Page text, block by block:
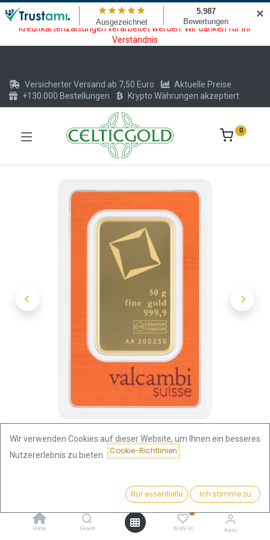
Wartungsarbeiten am Kreditkarten und Krypto Bezahlmodul. In der
Zeit vom 20.07. - 09.08.2026 können keine Krypto oder
Kreditkartenzahlungen verarbeitet werden. Wir danken für Ihr
Verständnis
6.269,00€ Kaufen
Home Search
0
Wishlist Konto
Versicherter Versand ab 7,50 Euro
Aktuelle Preise
+130.000 Bestellungen
Krypto Währungen akzeptiert
0
50 Gramm Goldbarren | Valcambi
50 Gramm Goldbarren |
Wir verwenden Cookies auf dieser Website, um Ihnen ein besseres
Nutzererlebnis zu bieten.
Cookie-Richtlinien
Nur essentielle Ich stimme zu
✕